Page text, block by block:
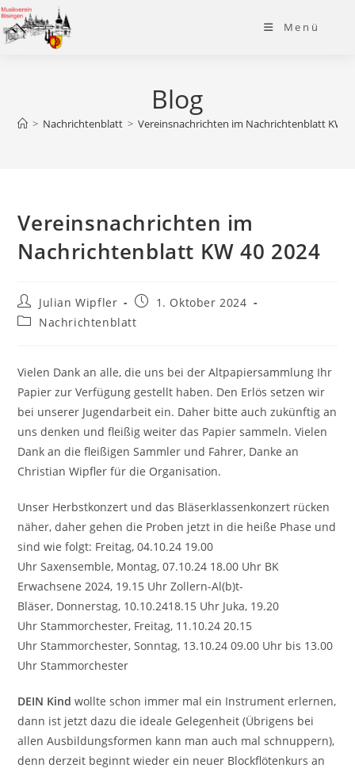
Zum
Inhalt
springen
Menü
Blog
> Nachrichtenblatt > Vereinsnachrichten im Nachrichtenblatt KW
Vereinsnachrichten im
Nachrichtenblatt KW 40 2024
Beitrags-
Autor:
Julian Wipfler
Beitrag
veröffentlicht:
1. Oktober 2024
Beitrags-
Nachrichtenblatt
Vielen Dank an alle, die uns bei der Altpapiersammlung Ihr
Papier zur Verfügung gestellt haben. Den Erlös setzen wir
bei unserer Jugendarbeit ein. Daher bitte auch zukünftig an
uns denken und fleißig weiter das Papier sammeln. Vielen
Dank an die fleißigen Sammler und Fahrer, Danke an
Christian Wipfler für die Organisation.
Unser Herbstkonzert und das Bläserklassenkonzert rücken
näher, daher gehen die Proben jetzt in die heiße Phase und
sind wie folgt: Freitag, 04.10.24 19.00
Uhr Saxensemble, Montag, 07.10.24 18.00 Uhr BK
Erwachsene 2024, 19.15 Uhr Zollern-Al(b)t-
Bläser, Donnerstag, 10.10.2418.15 Uhr Juka, 19.20
Uhr Stammorchester, Freitag, 11.10.24 20.15
Uhr Stammorchester, Sonntag, 13.10.24 09.00 Uhr bis 13.00
Uhr Stammorchester
DEIN Kind wollte schon immer mal ein Instrument erlernen,
dann ist jetzt dazu die ideale Gelegenheit (Übrigens bei
allen Ausbildungsformen kann man auch mal schnuppern),
denn derzeit beginnt wieder ein neuer Blockflötenkurs an